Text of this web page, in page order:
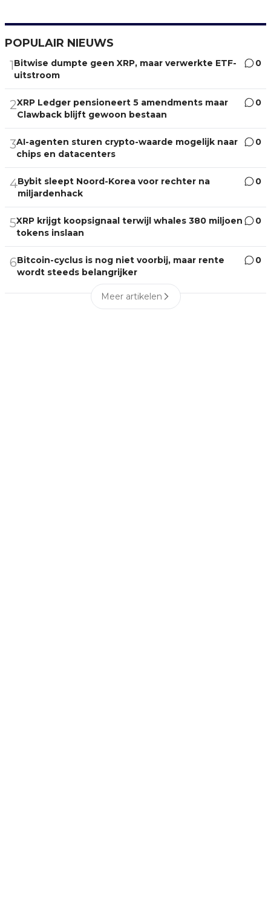
POPULAIR NIEUWS
1Bitwise dumpte geen XRP, maar verwerkte ETF-
uitstroom
0
2XRP Ledger pensioneert 5 amendments maar
Clawback blijft gewoon bestaan
0
3AI-agenten sturen crypto-waarde mogelijk naar
chips en datacenters
0
4Bybit sleept Noord-Korea voor rechter na
miljardenhack
0
5XRP krijgt koopsignaal terwijl whales 380 miljoen
tokens inslaan
0
6Bitcoin-cyclus is nog niet voorbij, maar rente
wordt steeds belangrijker
0
Meer artikelen